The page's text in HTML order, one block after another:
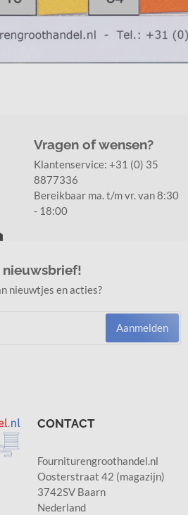
Vragen of wensen?
Klantenservice:+31 (0) 35
8877336
Bereikbaar ma. t/m vr. van 8:30
- 18:00
nieuwtjes en acties?
Aanmelden
CONTACT
Fourniturengroothandel.nl
Oosterstraat 42 (magazijn)
3742SV Baarn
Nederland